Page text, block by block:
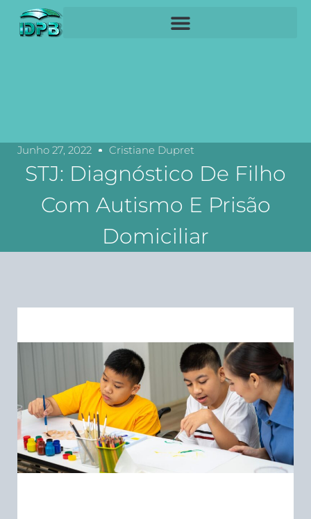
Junho 27, 2022 Cristiane Dupret
STJ: Diagnóstico De Filho
Com Autismo E Prisão
Domiciliar